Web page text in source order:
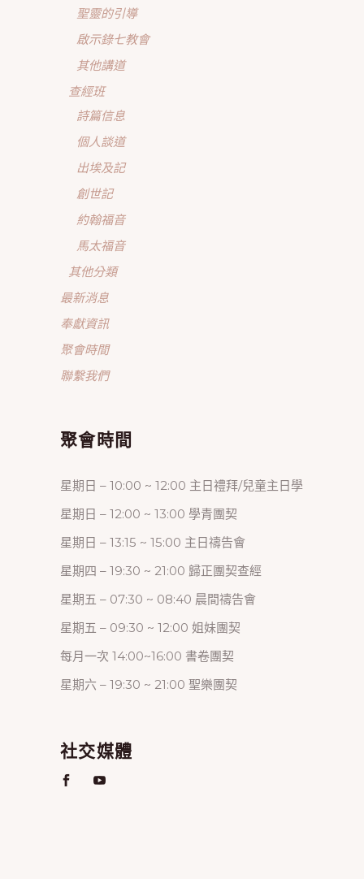
聖靈的引導
啟示錄七教會
其他講道
查經班
詩篇信息
個人談道
出埃及記
創世記
約翰福音
馬太福音
其他分類
最新消息
奉獻資訊
聚會時間
聯繫我們
聚會時間
星期日 – 10:00 ~ 12:00 主日禮拜/兒童主日學
星期日 – 12:00 ~ 13:00 學青團契
星期日 – 13:15 ~ 15:00 主日禱告會
星期四 – 19:30 ~ 21:00 歸正團契查經
星期五 – 07:30 ~ 08:40 晨間禱告會
星期五 – 09:30 ~ 12:00 姐妹團契
每月一次 14:00~16:00 書卷團契
星期六 – 19:30 ~ 21:00 聖樂團契
社交媒體